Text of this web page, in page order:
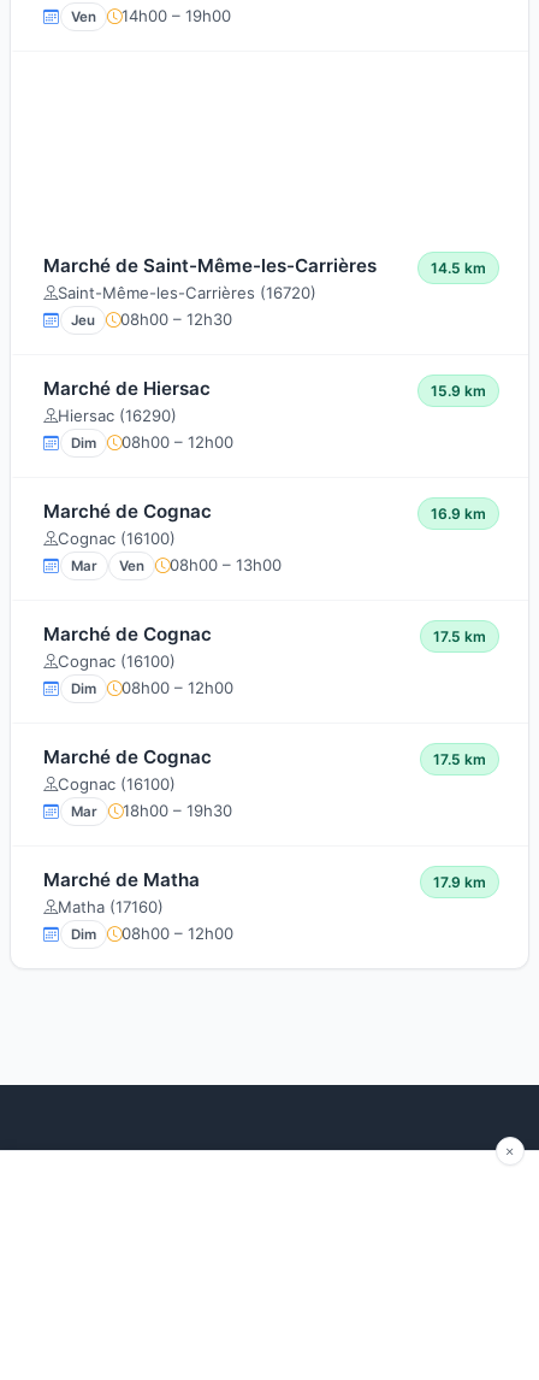
Ven 14h00 – 19h00
Marché de Saint-Même-les-Carrières
Saint-Même-les-Carrières (16720)
14.5 km
Jeu 08h00 – 12h30
Marché de Hiersac
Hiersac (16290)
15.9 km
Dim 08h00 – 12h00
Marché de Cognac
Cognac (16100)
16.9 km
Mar Ven 08h00 – 13h00
Marché de Cognac
Cognac (16100)
17.5 km
Dim 08h00 – 12h00
Marché de Cognac
Cognac (16100)
17.5 km
Mar 18h00 – 19h30
Marché de Matha
Matha (17160)
17.9 km
Dim 08h00 – 12h00
Explorer Blog